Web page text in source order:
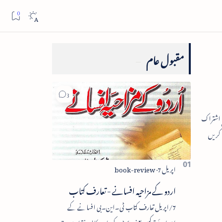
مقبول عام
اردو کے مزاحیہ افسانے - تعارف کتاب
7/اپریل تعارف کتاب ٹی۔این۔بی افسانے کے